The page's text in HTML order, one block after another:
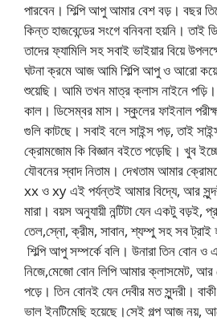
পারবেন। শিল্পি আপু আমার বেশ বড়। বছর
কিন্ত হাজবেন্ডের সংগে বনিবনা হয়নি। তাই
তাদের ফ্যামিলি সহ সবাই ভাইয়ার বিয়ে
ঘটনা ক্রমে আজ আমি শিল্পি আপু ও আরো
শুয়েছি। আমি তখন মাত্র ক্লাস নাইনে
কাল। ডিসেম্বর মাস। স্কুলের ফাইনাল
গুলি কাটছে। সবাই বলে সাইন্স পড়, তাই
ক্রোমজোম কি বিজ্ঞান বইতে পড়েছি। খুব
যৌবনের স্বাদ নিতাম। দেখতাম আমার
xx ও xy এই পর্যন্তই আমার বিদ্যে, আর
মারা। বয়স অনুযায়ী নন্টিটা যেন একটু বড়ই,
তেল,স্নো, ক্রীম, সাবান, শ্যম্পু সহ সব ট্রাই
শিল্পি আপু সম্পর্কে বলি। উনারা তিন বোন
নিজে,মেজো বোন লিপি আমার ক্লাসমেট, আর
পড়ে। তিন বোনই যেন দেবীর মত সুন্দরী।
ভাল ইনটিমেছি হয়েছে।সেই গল্প আজ নয়,